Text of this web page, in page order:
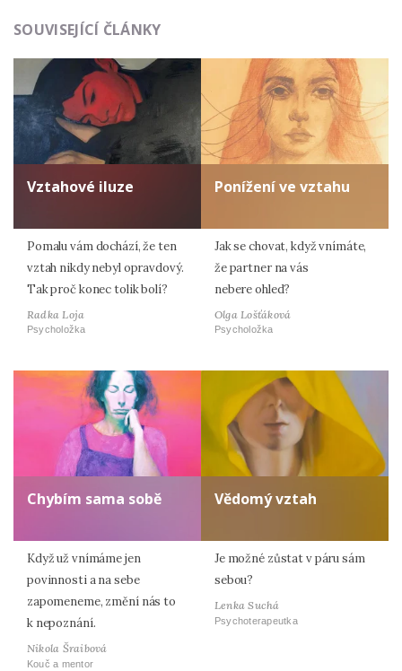
SOUVISEJÍCÍ ČLÁNKY
Vztahové iluze
Pomalu vám dochází, že ten
vztah nikdy nebyl opravdový.
Tak proč konec tolik bolí?
Radka Loja
Psycholožka
Ponížení ve vztahu
Jak se chovat, když vnímáte,
že partner na vás
nebere ohled?
Olga Lošťáková
Psycholožka
Chybím sama sobě
Když už vnímáme jen
povinnosti a na sebe
zapomeneme, změní nás to
k nepoznání.
Nikola Šraibová
Kouč a mentor
Vědomý vztah
Je možné zůstat v páru sám
sebou?
Lenka Suchá
Psychoterapeutka